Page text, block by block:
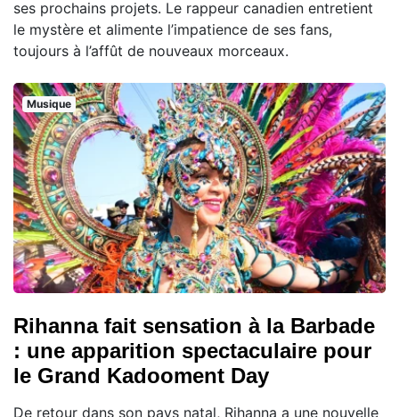
ses prochains projets. Le rappeur canadien entretient
le mystère et alimente l’impatience de ses fans,
toujours à l’affût de nouveaux morceaux.
Musique
Rihanna fait sensation à la Barbade
: une apparition spectaculaire pour
le Grand Kadooment Day
De retour dans son pays natal, Rihanna a une nouvelle